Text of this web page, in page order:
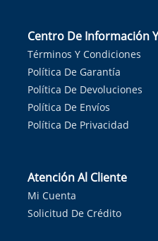
Centro De Información
Términos Y Condiciones
Política De Garantía
Política De Devoluciones
Política De Envíos
Política De Privacidad
Atención Al Cliente
Mi Cuenta
Solicitud De Crédito